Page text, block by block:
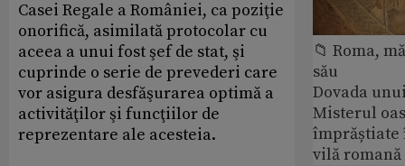
Casei Regale a României, ca poziţie
onorifică, asimilată protocolar cu
aceea a unui fost şef de stat, şi
cuprinde o serie de prevederi care
vor asigura desfăşurarea optimă a
activităţilor şi funcţiilor de
reprezentare ale acesteia.
📁 Roma,
său
Dovada
Misterul
împrăștiate
vilă romană